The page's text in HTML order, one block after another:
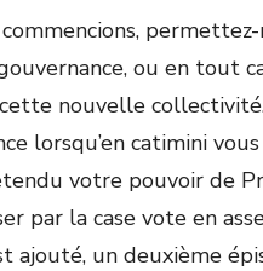
ou en tout
nouvelle
lorsqu’en catimini
votre pouvoir de
par la case vote en
ajouté, un deuxième